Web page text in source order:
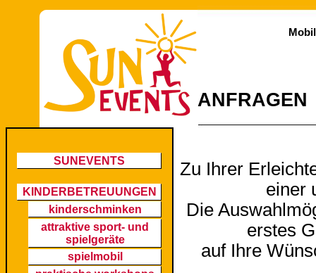
ANFRAGEN
SUNEVENTS
KINDERBETREUUNGEN
kinderschminken
attraktive sport- und
spielgeräte
spielmobil
Zu Ihrer
einer
Die
erstes
auf Ihre